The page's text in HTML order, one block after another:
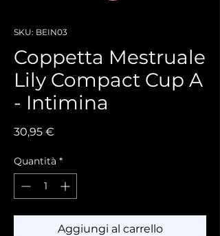
SKU: BEIN03
Coppetta Mestruale
Lily Compact Cup A
- Intimina
30,95 €
Quantità *
Aggiungi al carrello